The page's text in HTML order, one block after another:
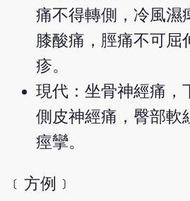
痛不得轉側，冷風濕
膝酸痛，脛痛不可屈
疹。
現代：坐骨神經痛，
側皮神經痛，臀部軟
痙攣。
﹝方例﹞